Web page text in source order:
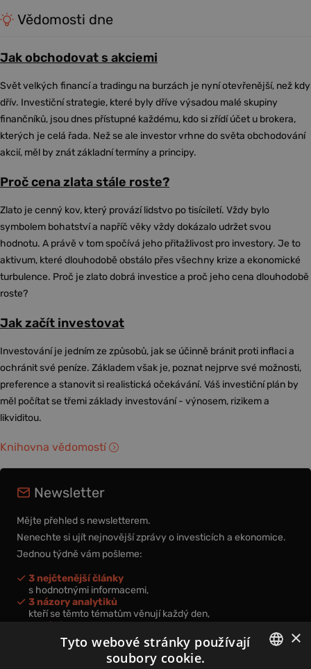
Vědomosti dne
Jak obchodovat s akciemi
Svět velkých financí a tradingu na burzách je nyní otevřenější, než kdy
dřív. Investiční strategie, které byly dříve výsadou malé skupiny
finančníků, jsou dnes přístupné každému, kdo si zřídí účet u brokera,
kterých je celá řada. Než se ale investor vrhne do světa obchodování
akcií, měl by znát základní termíny a principy.
Proč cena zlata stále roste?
Zlato je cenný kov, který provází lidstvo po tisíciletí. Vždy bylo
symbolem bohatství a napříč věky vždy dokázalo udržet svou
hodnotu. A právě v tom spočívá jeho přitažlivost pro investory. Je to
aktivum, které dlouhodobě obstálo přes všechny krize a ekonomické
turbulence. Proč je zlato dobrá investice a proč jeho cena dlouhodobě
roste?
Jak začít investovat
Investování je jedním ze způsobů, jak se účinně bránit proti inflaci a
ochránit své peníze. Základem však je, poznat nejprve své možnosti,
preference a stanovit si realistická očekávání. Váš investiční plán by
měl počítat se třemi základy investování - výnosem, rizikem a
likviditou.
Knihovna vědomostí
Newsletter
Mějte přehled s newsletterem.
Nenechte si ujít nejnovější zprávy o investicích a ekonomice.
Jednou týdně vám pošleme:
3 nejčtenější články
s hodnotnými informacemi,
3 názory analytiků
kteří se těmto tématům věnují každý den,
nová videa a podcasty
k prohloubení vašich znalostí.
×
Tyto webové stránky používají
soubory cookie.